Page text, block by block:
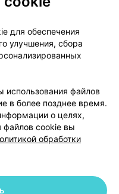
проекта
маркетинг
Доставка
Партнеры
103.by
Cookie
для обеспечения
улучшения, сбора
файлов
в более позднее время.
о целях,
файлов cookie вы
обработки